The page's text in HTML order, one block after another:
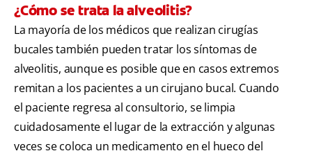
¿Cómo se trata la alveolitis?
La mayoría de los médicos que realizan cirugías
bucales también pueden tratar los síntomas de
alveolitis, aunque es posible que en casos extremos
remitan a los pacientes a un cirujano bucal. Cuando
el paciente regresa al consultorio, se limpia
cuidadosamente el lugar de la extracción y algunas
veces se coloca un medicamento en el hueco del